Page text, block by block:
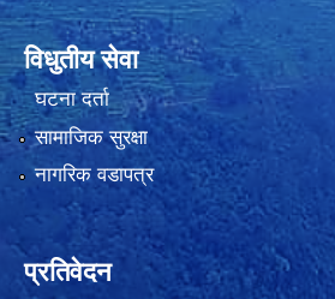
विधुतीय सेवा
घटना दर्ता
सामाजिक सुरक्षा
नागरिक वडापत्र
प्रतिवेदन